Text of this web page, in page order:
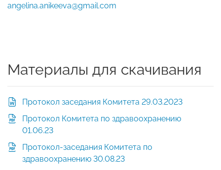
angelina.anikeeva@gmail.com
Материалы для скачивания
Протокол заседания Комитета 29.03.2023
Протокол Комитета по здравоохранению
01.06.23
Протокол-заседания Комитета по
здравоохранению 30.08.23